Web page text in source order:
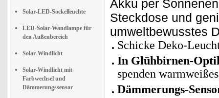
Solar-LED-Sockelleuchte
LED-Solar-Wandlampe für
den Außenbereich
Solar-Windlicht
Solar-Windlicht mit
Farbwechsel und
Dämmerungssensor
Akku per
Steckdose und
umweltbewusstes
Schicke Deko-
In Glühbirnen-
spenden
Dämmerungs-